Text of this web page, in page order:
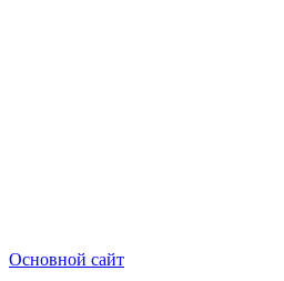
Основной сайт